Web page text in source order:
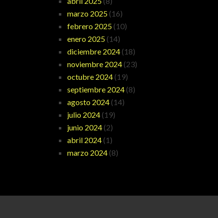
marzo 2025(16)
febrero 2025(10)
enero 2025(14)
diciembre 2024(18)
noviembre 2024(23)
octubre 2024(19)
septiembre 2024(8)
agosto 2024(14)
julio 2024(19)
junio 2024(2)
abril 2024(1)
marzo 2024(8)